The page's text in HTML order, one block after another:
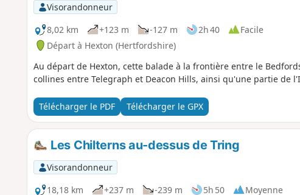
Visorandonneur
8,02 km
+123 m -127 m 2h 40
Facile
Départ à Hexton (Hertfordshire)
Au départ de Hexton, cette balade à la frontière entre le
collines entre Telegraph et Deacon Hills, ainsi qu'une partie de
Télécharger le PDF Télécharger le GPX
Les Chilterns au-dessus de Tring
Visorandonneur
18,18 km
+237 m -239 m 5h 50
Moyenne